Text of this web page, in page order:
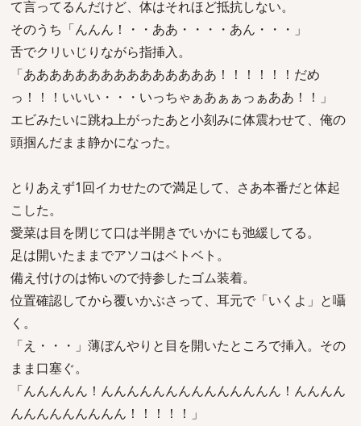
て言ってるんだけど、体はそれほど抵抗しない。
そのうち「んんん！・・ああ・・・・あん・・・」
舌でクリいじりながら指挿入。
「あああああああああああああああ！！！！！！だめ
っ！！！いいい・・・いっちゃぁあぁぁっぁああ！！」
エビみたいに跳ね上がったあと小刻みに体震わせて、俺の
頭掴んだまま静かになった。
とりあえず1回イカせたので満足して、さあ本番だと体起
こした。
愛菜は目を閉じて口は半開きでいかにも弛緩してる。
足は開いたままでアソコはベトベト。
備え付けのは怖いので持参したゴム装着。
位置確認してから覆いかぶさって、耳元で「いくよ」と囁
く。
「え・・・」薄ぼんやりと目を開いたところで挿入。その
まま口塞ぐ。
「んんんんん！んんんんんんんんんんんんんん！んんんん
んんんんんんんんん！！！！！」